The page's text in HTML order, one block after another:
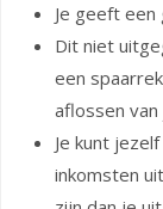
Je geeft
Dit niet
een
aflossen
Je kunt
inkomsten